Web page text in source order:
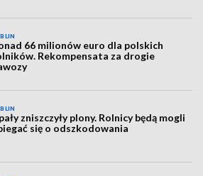
66 milionów euro dla polskich
Rekompensata za drogie
zniszczyły plony. Rolnicy będą mogli
się o odszkodowania